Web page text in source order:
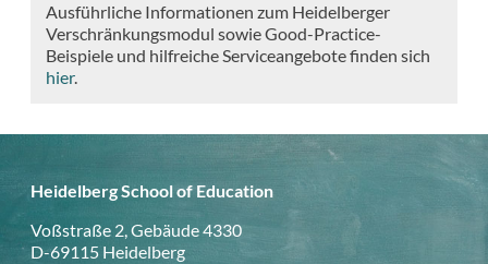
Ausführliche Informationen zum Heidelberger
Verschränkungsmodul sowie Good-Practice-
Beispiele und hilfreiche Serviceangebote finden sich
hier.
Heidelberg School of Education
Voßstraße 2, Gebäude 4330
D-69115 Heidelberg